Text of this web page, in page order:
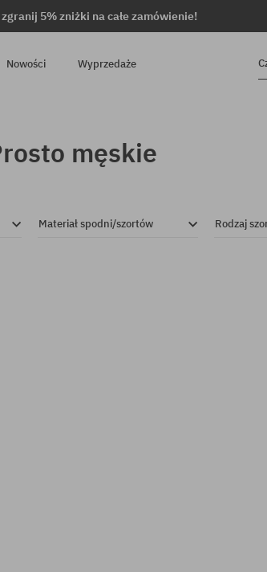
5% zniżki na całe zamówienie!
Nowości Wyprzedaże
męskie
Materiał spodni/szortów Rodzaj